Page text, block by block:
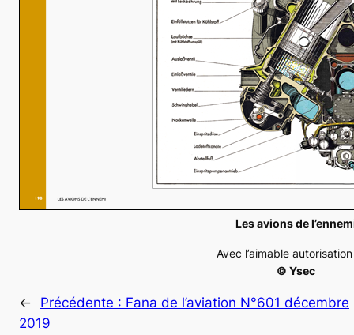
Les avions de
Avec l’aimable
© Ysec
← Précédente : Fana de l’aviation N°601 décembre
2019